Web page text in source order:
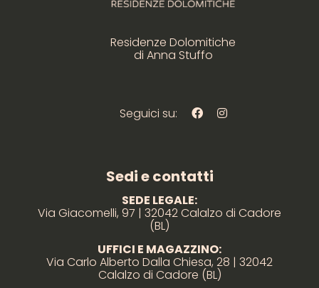
Residenze Dolomitiche
di Anna Stuffo
Seguici su:
Sedi e contatti
SEDE LEGALE:
Via Giacomelli, 97 | 32042 Calalzo di Cadore
(BL)
UFFICI E MAGAZZINO:
Via Carlo Alberto Dalla Chiesa, 28 | 32042
Calalzo di Cadore (BL)